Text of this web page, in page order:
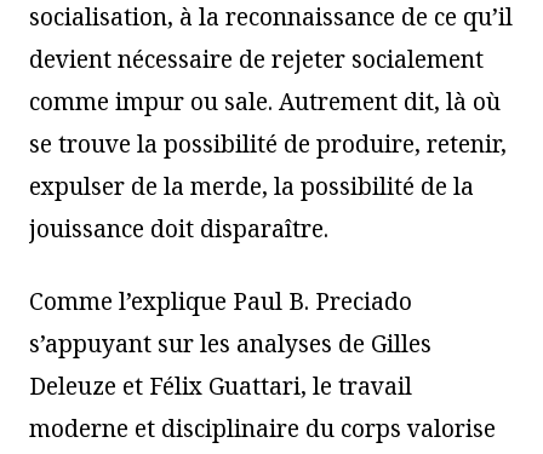
socialisation, à la reconnaissance de ce qu’il
devient nécessaire de rejeter socialement
comme impur ou sale. Autrement dit, là où
se trouve la possibilité de produire, retenir,
expulser de la merde, la possibilité de la
jouissance doit disparaître.
Comme l’explique Paul B. Preciado
s’appuyant sur les analyses de Gilles
Deleuze et Félix Guattari, le travail
moderne et disciplinaire du corps valorise